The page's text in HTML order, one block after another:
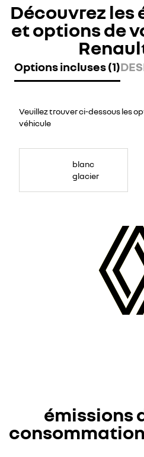
Découvrez les
et options de
Options incluses (1)
Veuillez trouver ci-dessous les
véhicule
blanc
glacier
émissions